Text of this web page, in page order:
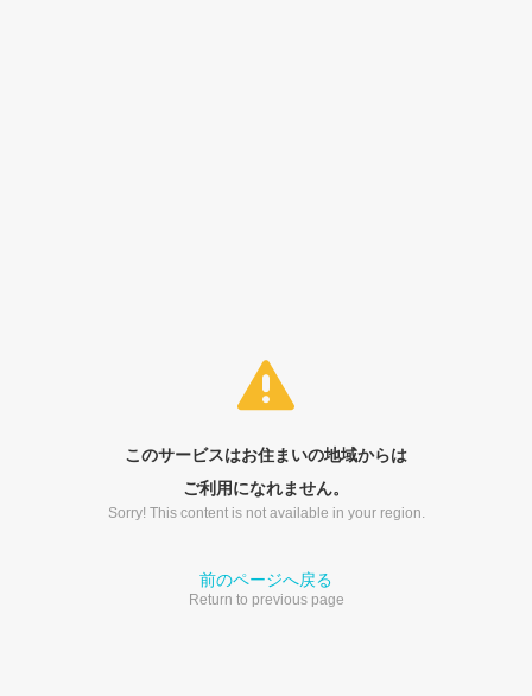
このサービスはお住まいの地域からは
ご利用になれません。
Sorry! This content is not available in your region.
前のページへ戻る
Return to previous page